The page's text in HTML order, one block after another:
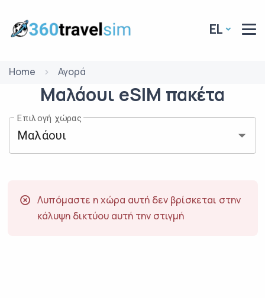
EL
Home Αγορά
Μαλάουι eSIM πακέτα
Επιλογή χώρας
Λυπόμαστε η χώρα αυτή δεν βρίσκεται στην
κάλυψη δικτύου αυτή την στιγμή